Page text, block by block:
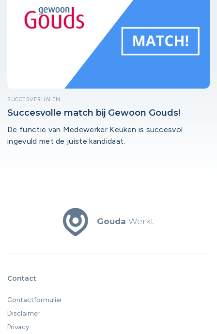
SUCCESVERHALEN
Succesvolle match bij Gewoon Gouds!
De functie van Medewerker Keuken is succesvol
ingevuld met de juiste kandidaat.
Gouda Werkt
Contact
Contactformulier
Disclaimer
Privacy